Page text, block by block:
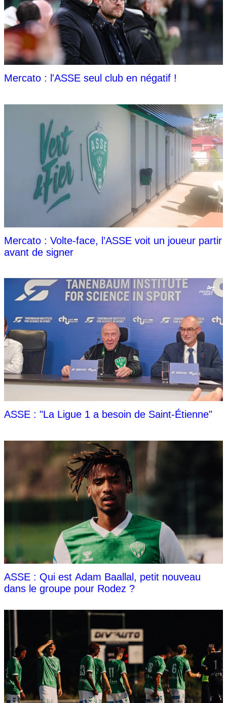
Mercato : l'ASSE seul club en négatif !
Mercato : Volte-face, l’ASSE voit un joueur partir
avant de signer
ASSE : "La Ligue 1 a besoin de Saint-Étienne"
ASSE : Qui est Adam Baallal, petit nouveau
dans le groupe pour Rodez ?